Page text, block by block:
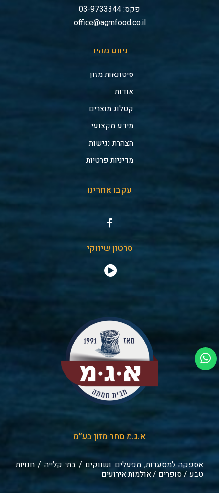
פקס: 03-9733344
office@agmfood.co.il
ניווט מהיר
סיטונאות מזון
אודות
קטלוג מוצרים
מידע מקצועי
הצהרת נגישות
מדיניות פרטיות
עקבו אחרינו
סרטון שיווקי
א.ג.מ סחר מזון בע״מ
אספקה למסעדות, מפעלים ושווקים / בתי קלייה / חנויות
טבע / סופרים / אולמות אירועים